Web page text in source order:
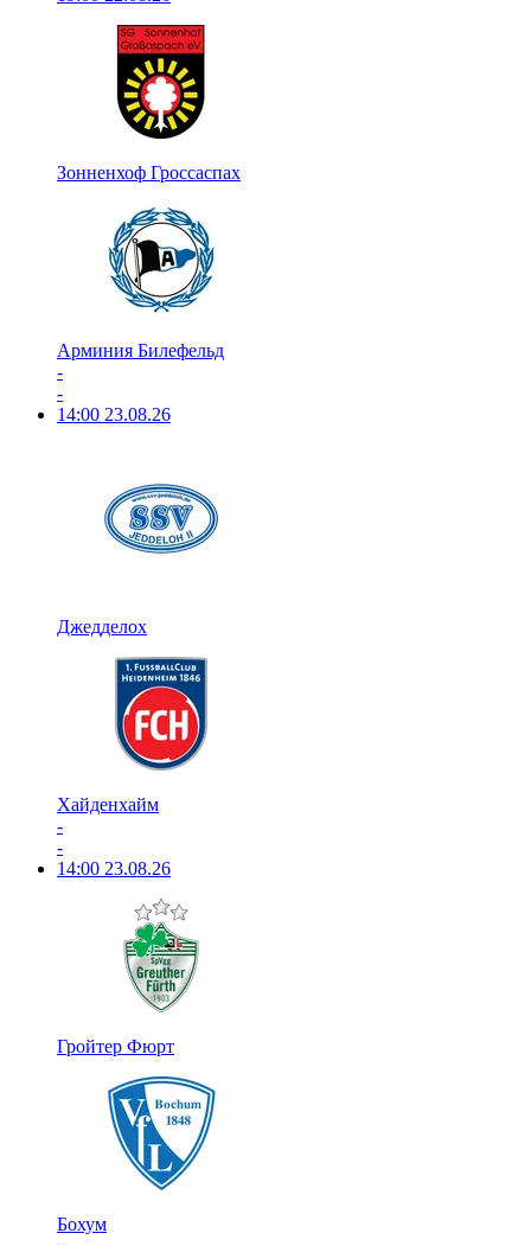
Зонненхоф Гроссаспах
Арминия Билефельд
-
-
14:00 23.08.26
Джедделох
Хайденхайм
-
-
14:00 23.08.26
Гройтер Фюрт
Бохум